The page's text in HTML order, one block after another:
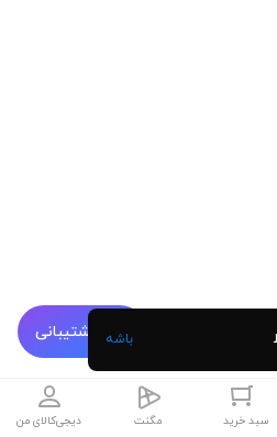
پشتیبانی
سبد خرید مگنت دیجی‌کالای من
باشه